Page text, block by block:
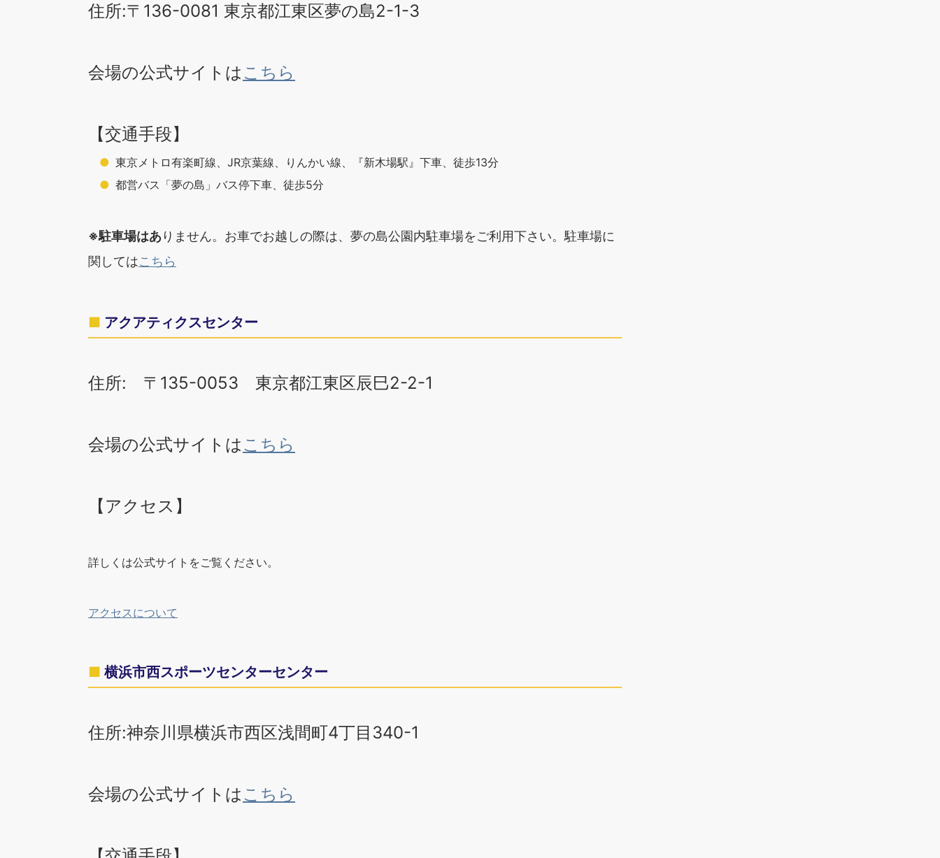
住所:〒136-0081 東京都江東区夢の島2-1-3
会場の公式サイトは こちら
【交通手段】
東京メトロ有楽町線、JR京葉線、りんかい線、『新木場駅』下車、徒歩13分
都営バス「夢の島」バス停下車、徒歩5分
※駐車場はありません。お車でお越しの際は、夢の島公園内駐車場をご利用下さい。駐車場に
関してはこちら
アクアティクスセンター
住所: 〒135-0053 東京都江東区辰巳2-2-1
会場の公式サイトは こちら
【アクセス】
詳しくは公式サイトをご覧ください。
アクセスについて
横浜市西スポーツセンターセンター
住所:神奈川県横浜市西区浅間町4丁目340-1
会場の公式サイトは こちら